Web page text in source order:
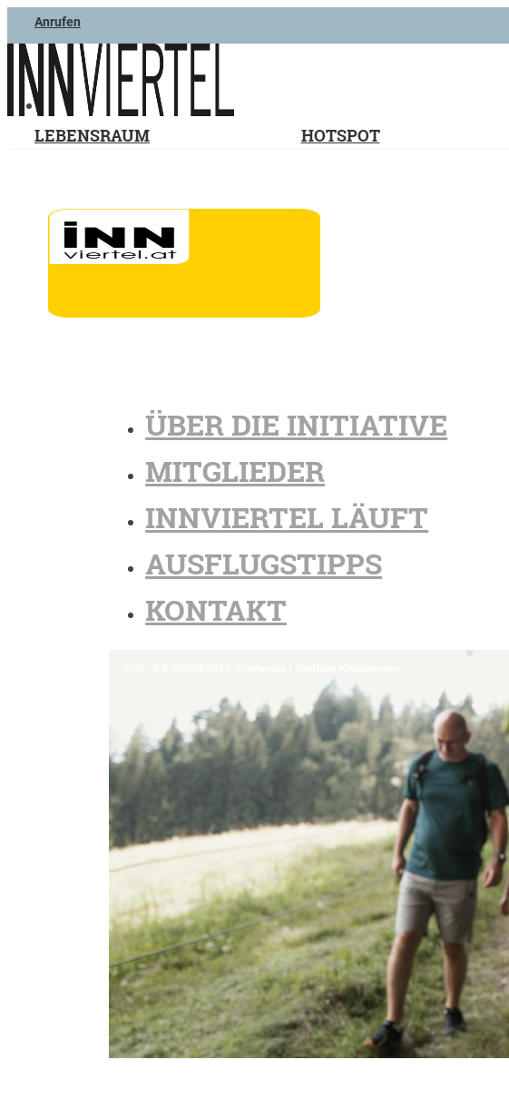
Anrufen
LEBENSRAUM HOTSPOT
ÜBER DIE INITIATIVE
MITGLIEDER
INNVIERTEL LÄUFT
AUSFLUGSTIPPS
KONTAKT